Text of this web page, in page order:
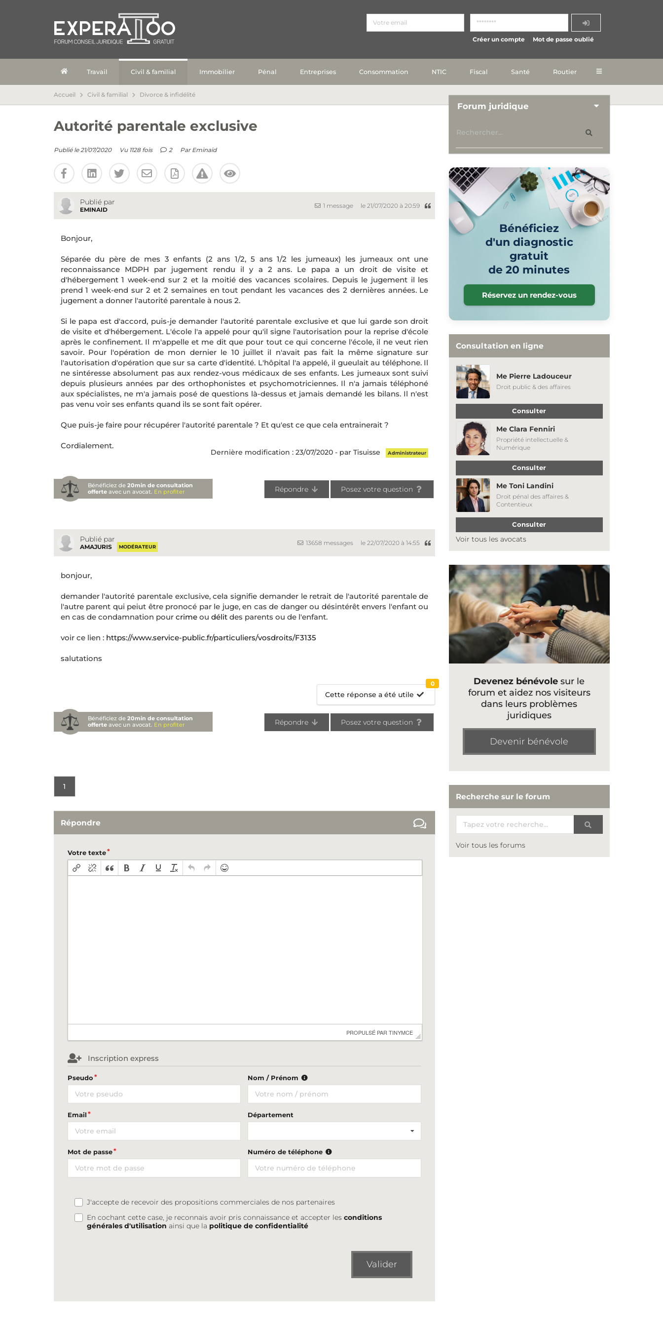
Créer un compte Mot de passe oublié
Travail Civil & familial Immobilier Pénal Entreprises Consommation NTIC Fiscal Santé Routier
Accueil Civil & familial Divorce & infidélité
Autorité parentale exclusive
Publié le 21/07/2020 Vu 1128 fois 2 Par Eminaid
Publié par
EMINAID
1 message le 21/07/2020 à 20:59
Bonjour,
Séparée du père de mes 3 enfants (2 ans 1/2, 5 ans 1/2 les jumeaux) les jumeaux ont une
reconnaissance MDPH par jugement rendu il y a 2 ans. Le papa a un droit de visite et
d'hébergement 1 week-end sur 2 et la moitié des vacances scolaires. Depuis le jugement il les
prend 1 week-end sur 2 et 2 semaines en tout pendant les vacances des 2 dernières années. Le
jugement a donner l'autorité parentale à nous 2.
Si le papa est d'accord, puis-je demander l'autorité parentale exclusive et que lui garde son droit
de visite et d'hébergement. L'école l'a appelé pour qu'il signe l'autorisation pour la reprise d'école
après le confinement. Il m'appelle et me dit que pour tout ce qui concerne l'école, il ne veut rien
savoir. Pour l'opération de mon dernier le 10 juillet il n'avait pas fait la même signature sur
l'autorisation d'opération que sur sa carte d'identité. L'hôpital l'a appelé, il gueulait au téléphone. Il
ne sintéresse absolument pas aux rendez-vous médicaux de ses enfants. Les jumeaux sont suivi
depuis plusieurs années par des orthophonistes et psychomotriciennes. Il n'a jamais téléphoné
aux spécialistes, ne m'a jamais posé de questions là-dessus et jamais demandé les bilans. Il n'est
pas venu voir ses enfants quand ils se sont fait opérer.
Que puis-je faire pour récupérer l'autorité parentale ? Et qu'est ce que cela entrainerait ?
Cordialement.
Dernière modification : 23/07/2020 - par Tisuisse Administrateur
Bénéficiez de20min de consultation
offerte avec un avocat. En profiter Répondre Posez votre question
Publié par
AMAJURIS MODÉRATEUR
13658 messages le 22/07/2020 à 14:55
bonjour,
demander l'autorité parentale exclusive, cela signifie demander le retrait de l'autorité parentale de
l'autre parent qui peiut être pronocé par le juge, en cas de danger ou désintérêt envers l'enfant ou
en cas de condamnation pour crimeou délitdes parents ou de l'enfant.
voir ce lien : https://www.service-public.fr/particuliers/vosdroits/F3135
salutations
Cette réponse a été utile
0
Bénéficiez de20min de consultation
offerte avec un avocat. En profiter Répondre Posez votre question
1
Répondre
Votre texte
PROPULSÉ PAR TINYMCE
Inscription express
Pseudo Nom / Prénom
Email Département
Mot de passe Numéro de téléphone
J'accepte de recevoir des propositions commerciales de nos partenaires
En cochant cette case, je reconnais avoir pris connaissance et accepter lesconditions
générales d'utilisation ainsi que la politique de confidentialité
Valider
Forum juridique
Bénéficiez
d'un diagnostic
gratuit
de 20 minutes
Réservez un rendez-vous
Consultation en ligne
Me Pierre Ladouceur
Droit public & des affaires
Consulter
Me Clara Fenniri
Propriété intellectuelle &
Numérique
Consulter
Me Toni Landini
Droit pénal des affaires &
Contentieux
Consulter
Voir tous les avocats
Devenez bénévole sur le
forum et aidez nos visiteurs
dans leurs problèmes
juridiques
Devenir bénévole
Recherche sur le forum
Voir tous les forums